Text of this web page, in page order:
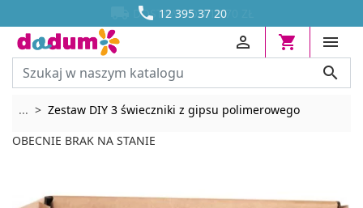
 12 395 37 20
DOSTAWA OD 13,70 ZŁ





... Rozwiń breadcrumbs
Zestaw DIY 3 świeczniki z gipsu polimerowego
OBECNIE BRAK NA STANIE